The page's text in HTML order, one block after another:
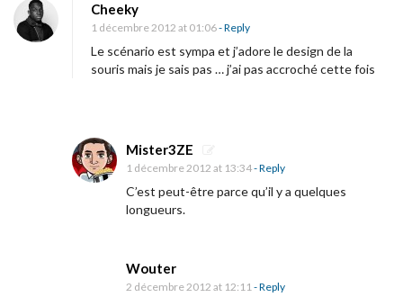
[
o
t
m
Cheeky
1 décembre 2012 at 01:06- Reply
Le scénario est sympa et j’adore le design de la
souris mais je sais pas … j’ai pas accroché cette fois
Mister3ZE
1 décembre 2012 at 13:34- Reply
C’est peut-être parce qu’il y a quelques
longueurs.
Wouter
2 décembre 2012 at 12:11- Reply